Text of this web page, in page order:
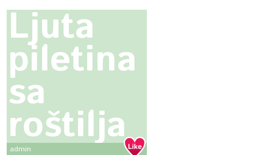
Ljuta
piletina
sa
roštilja
admin